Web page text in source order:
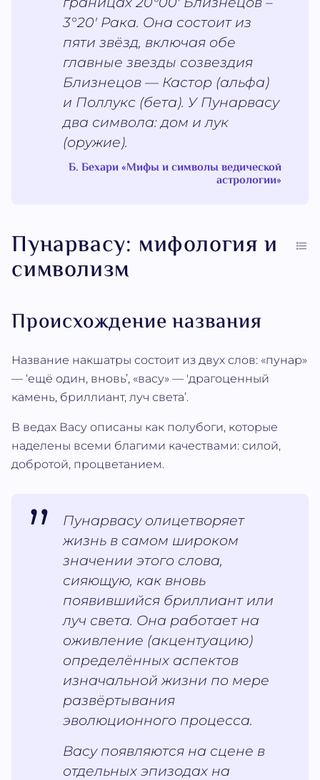
3°20' Рака. Она состоит из
пяти звёзд, включая обе
главные звезды созвездия
Близнецов — Кастор (альфа)
и Поллукс (бета). У Пунарвасу
два символа: дом и лук
(оружие).
Б. Бехари «Мифы и символы ведической
астрологии»
Пунарвасу: мифология и
символизм
Происхождение названия
Название накшатры состоит из двух слов: «пунар»
— ‘ещё один, вновь’, «васу» — 'драгоценный
камень, бриллиант, луч света’.
В ведах Васу описаны как полубоги, которые
наделены всеми благими качествами: силой,
добротой, процветанием.
Пунарвасу олицетворяет
жизнь в самом широком
значении этого слова,
сияющую, как вновь
появившийся бриллиант или
луч света. Она работает на
оживление (акцентуацию)
определённых аспектов
изначальной жизни по мере
развёртывания
эволюционного процесса.
Васу появляются на сцене в
отдельных эпизодах на